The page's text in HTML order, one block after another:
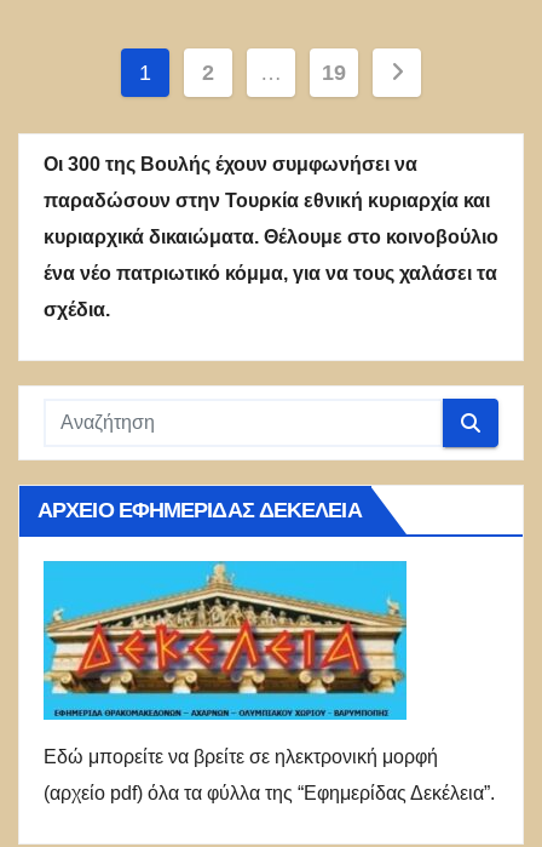
Σελιδοποίηση
άρθρων
1 2 … 19
Οι 300 της Βουλής έχουν συμφωνήσει να
παραδώσουν στην Τουρκία εθνική κυριαρχία και
κυριαρχικά δικαιώματα. Θέλουμε στο κοινοβούλιο
ένα νέο πατριωτικό κόμμα, για να τους χαλάσει τα
σχέδια.
ΑΡΧΕΊΟ ΕΦΗΜΕΡΊΔΑΣ ΔΕΚΈΛΕΙΑ
Εδώ μπορείτε να βρείτε σε ηλεκτρονική μορφή
(αρχείο pdf) όλα τα φύλλα της “Εφημερίδας Δεκέλεια”.